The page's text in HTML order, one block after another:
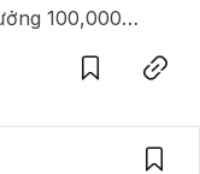
100,000
SaveCopy link